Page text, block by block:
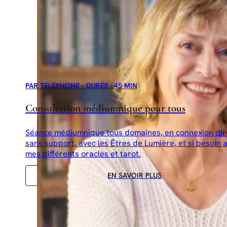
PAR TÉLÉPHONE - DURÉE : 45 MIN
Consultation médiumnique pour tous
Séance médiumnique tous domaines, en connexion
sans support, avec les Êtres de Lumière, et si besoin
mes différents oracles et tarot.
EN SAVOIR PLUS